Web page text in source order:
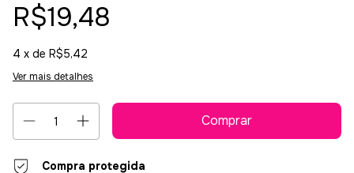
R$19,48
4 x de R$5,42
Ver mais detalhes
Compra protegida